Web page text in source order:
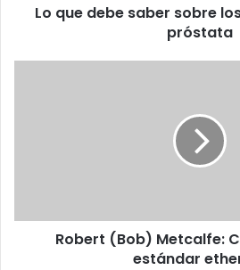
próstata
Lo que debe saber sobre
próstata
Robert (Bob) Metcalfe:
estándar